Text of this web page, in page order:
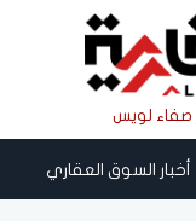
صفاء لويس
أخبار السوق العقاري